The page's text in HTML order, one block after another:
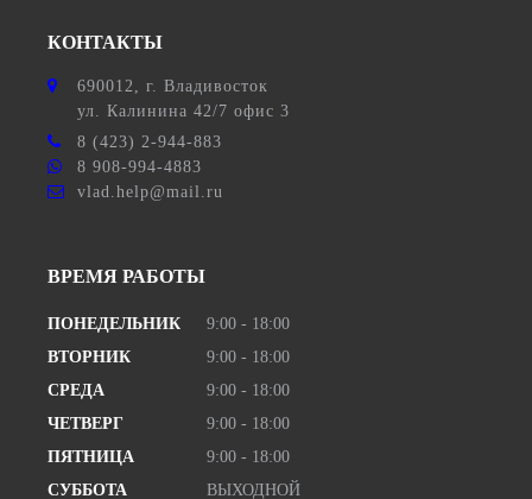
КОНТАКТЫ
690012 , г. Владивосток
ул. Калинина 42/7 офис 3
8 (423) 2-944-883
8 908-994-4883
vlad.help@mail.ru
ВРЕМЯ РАБОТЫ
ПОНЕДЕЛЬНИК
9:00 - 18:00
ВТОРНИК
9:00 - 18:00
СРЕДА
9:00 - 18:00
ЧЕТВЕРГ
9:00 - 18:00
ПЯТНИЦА
9:00 - 18:00
СУББОТА
ВЫХОДНОЙ